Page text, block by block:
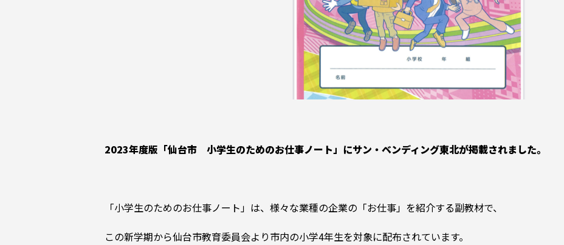
2023年度版「仙台市 小学生のためのお仕事ノート」にサン・ベンディング東北が掲載されました。
「小学生のためのお仕事ノート」は、様々な業種の企業の「お仕事」を紹介する副教材で、
この新学期から仙台市教育委員会より市内の小学4年生を対象に配布されています。